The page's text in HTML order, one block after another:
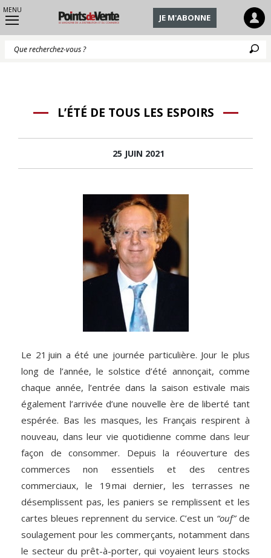
MENU
JE M'ABONNE
L’ÉTÉ DE TOUS LES ESPOIRS
25 JUIN 2021
Le 21 juin a été une journée particulière. Jour le plus
long de l’année, le solstice d’été annonçait, comme
chaque année, l’entrée dans la saison estivale mais
également l’arrivée d’une nouvelle ère de liberté tant
espérée. Bas les masques, les Français respirent à
nouveau, dans leur vie quotidienne comme dans leur
façon de consommer. Depuis la réouverture des
commerces non essentiels et des centres
commerciaux, le 19 mai dernier, les terrasses ne
désemplissent pas, les paniers se remplissent et les
cartes bleues reprennent du service. C’est un “ouf”de
soulagement pour les commerçants, notamment dans
le secteur du prêt-à-porter, qui voyaient leurs stocks